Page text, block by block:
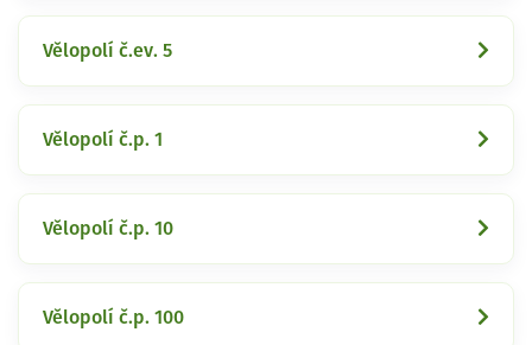
Vělopolí č.ev. 5
Vělopolí č.p. 1
Vělopolí č.p. 10
Vělopolí č.p. 100